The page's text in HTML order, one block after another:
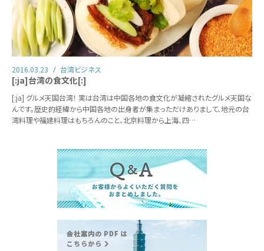
2016.03.23 台湾ビジネス
[:ja]台湾の食文化[:]
[:ja] グルメ天国台湾！ 実は台湾は中国各地の食文化が凝縮されたグルメ天国な
んです。歴史的経緯から中国各地の出身者が集まっただけありまして、地元の台
湾料理や福建料理はもちろんのこと、北京料理から上海、四…